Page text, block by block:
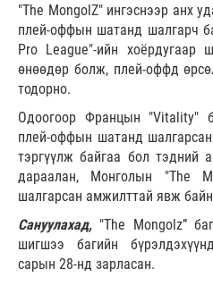
"The MongolZ" ингэснээр анх
плей-оффын шатанд шалгарч
Pro League"-ийн хоёрдугаар
өнөөдөр болж, плей-оффд
тодорно.
Одоогоор Францын "Vitality"
плей-оффын шатанд шалгарсан
тэргүүлж байгаа бол тэдний
дараалан, Монголын "The
шалгарсан амжилттай явж
Сануулахад, "The Mongolz”
шигшээ багийн
сарын 28-нд зарласан.